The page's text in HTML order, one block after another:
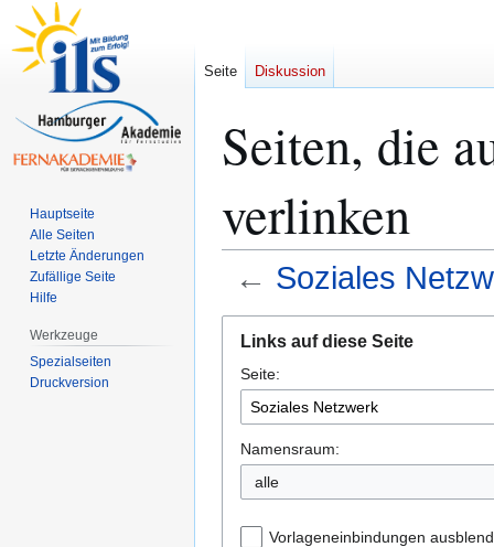
Seiten, die
verlinken
← Soziales
Navigation
springen
Suche
springen
Links auf diese Seite
Seite:
Namensraum:
alle
Vorlageneinbindungen
Seite Diskussion
Hauptseite
Alle Seiten
Letzte Änderungen
Zufällige Seite
Hilfe
Werkzeuge
Spezialseiten
Druckversion